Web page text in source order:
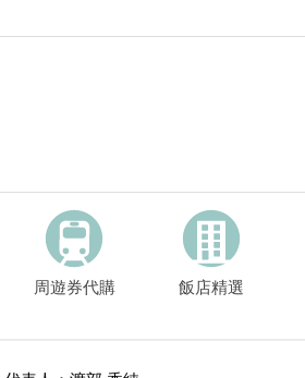
周遊券代購 飯店精選